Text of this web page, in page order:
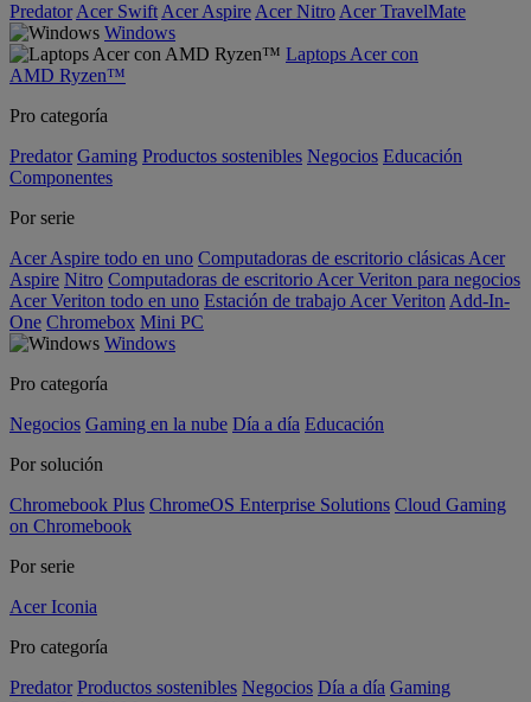
Predator Acer Swift Acer Aspire Acer Nitro Acer TravelMate
Windows
Laptops Acer con
AMD Ryzen™
Pro categoría
Predator Gaming Productos sostenibles Negocios Educación
Componentes
Por serie
Acer Aspire todo en uno Computadoras de escritorio clásicas Acer
Aspire Nitro Computadoras de escritorio Acer Veriton para negocios
Acer Veriton todo en uno Estación de trabajo Acer Veriton Add-In-
One Chromebox Mini PC
Windows
Pro categoría
Negocios Gaming en la nube Día a día Educación
Por solución
Chromebook Plus ChromeOS Enterprise Solutions Cloud Gaming
on Chromebook
Por serie
Acer Iconia
Pro categoría
Predator Productos sostenibles Negocios Día a día Gaming